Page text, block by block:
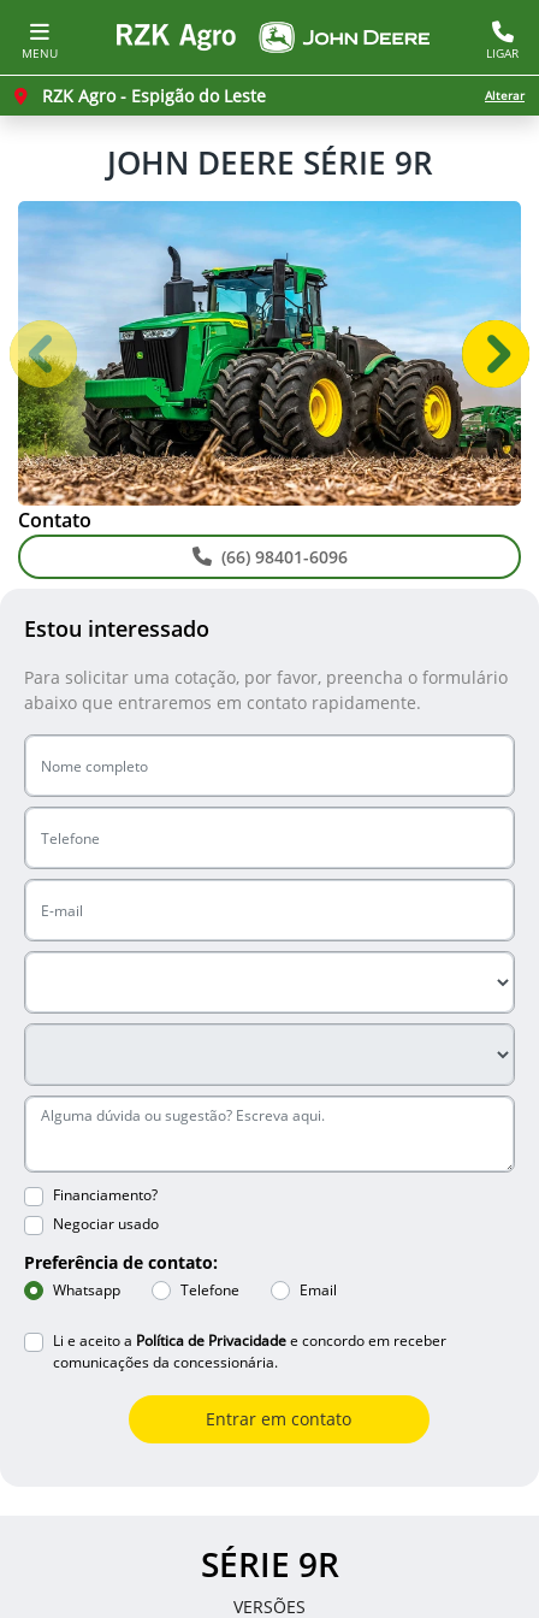
MENU LIGAR
RZK Agro - Espigão do Leste Alterar
JOHN DEERE SÉRIE 9R
Estou interessado
Para solicitar uma cotação, por favor, preencha o formulário
abaixo que entraremos em contato rapidamente.
Financiamento?
Negociar usado
Preferência de contato:
Whatsapp Telefone Email
Li e aceito a Política de Privacidadee concordo em receber
comunicações da concessionária.
Entrar em contato
Anterior
Contato
(66) 98401-6096
SÉRIE 9R
VERSÕES